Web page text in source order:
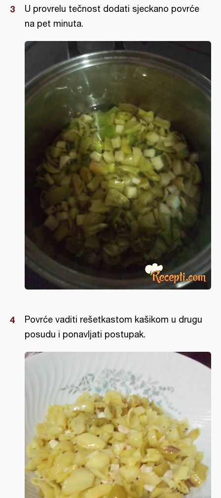
U provrelu tečnost dodati sjeckano povrće
na pet minuta.
Povrće vaditi rešetkastom kašikom u drugu
posudu i ponavljati postupak.